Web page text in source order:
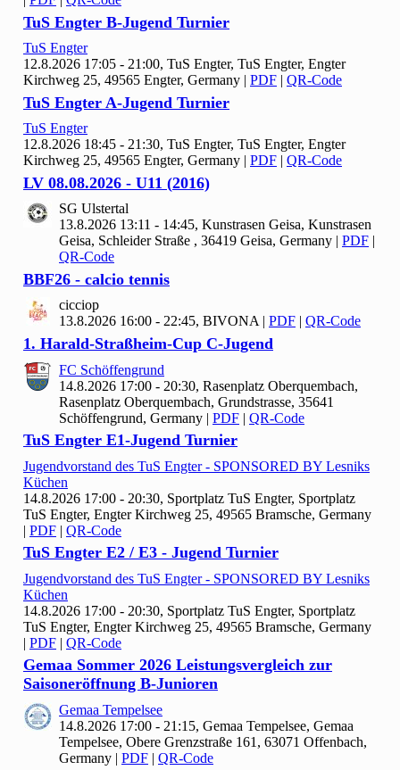
TuS Engter B-Jugend Turnier
TuS Engter
12.8.2026 17:05 - 21:00, TuS Engter, TuS Engter, Engter
Kirchweg 25, 49565 Engter, Germany | PDF | QR-Code
TuS Engter A-Jugend Turnier
TuS Engter
12.8.2026 18:45 - 21:30, TuS Engter, TuS Engter, Engter
Kirchweg 25, 49565 Engter, Germany | PDF | QR-Code
LV 08.08.2026 - U11 (2016)
SG Ulstertal
13.8.2026 13:11 - 14:45, Kunstrasen Geisa, Kunstrasen
Geisa, Schleider Straße , 36419 Geisa, Germany | PDF |
QR-Code
BBF26 - calcio tennis
cicciop
13.8.2026 16:00 - 22:45, BIVONA| PDF QR-Code
1. Harald-Straßheim-Cup C-Jugend
FC Schöffengrund
14.8.2026 17:00 - 20:30, Rasenplatz Oberquembach,
Rasenplatz Oberquembach, Grundstrasse, 35641
Schöffengrund, Germany | PDF | QR-Code
TuS Engter E1-Jugend Turnier
Jugendvorstand des TuS Engter - SPONSORED BY Lesniks
Küchen
14.8.2026 17:00 - 20:30, Sportplatz TuS Engter, Sportplatz
TuS Engter, Engter Kirchweg 25, 49565 Bramsche, Germany
| PDF | QR-Code
TuS Engter E2 / E3 - Jugend Turnier
Jugendvorstand des TuS Engter - SPONSORED BY Lesniks
Küchen
14.8.2026 17:00 - 20:30, Sportplatz TuS Engter, Sportplatz
TuS Engter, Engter Kirchweg 25, 49565 Bramsche, Germany
| PDF | QR-Code
Gemaa Sommer 2026 Leistungsvergleich zur
Saisoneröffnung B-Junioren
Gemaa Tempelsee
14.8.2026 17:00 - 21:15, Gemaa Tempelsee, Gemaa
Tempelsee, Obere Grenzstraße 161, 63071 Offenbach,
Germany | PDF | QR-Code